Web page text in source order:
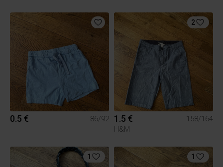
0.5 € 86/92
2
1.5 €
158/164
H&M
1 1